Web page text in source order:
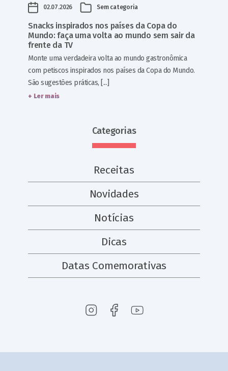
02.07.2026 Sem categoria
Snacks inspirados nos países da Copa do
Mundo: faça uma volta ao mundo sem sair da
frente da TV
Monte uma verdadeira volta ao mundo gastronômica
com petiscos inspirados nos países da Copa do Mundo.
São sugestões práticas, [...]
+ Ler mais
Categorias
Receitas
Novidades
Notícias
Dicas
Datas Comemorativas